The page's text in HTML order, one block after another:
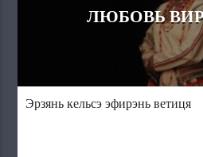
ЛЮБОВЬ
Эрзянь кельсэ эфирэнь ветиця